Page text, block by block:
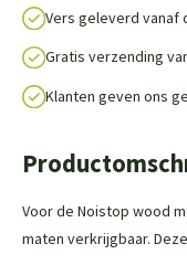
Vers geleverd vanaf
Gratis verzending
Klanten geven ons
Voor de Noistop wood
maten verkrijgbaar.